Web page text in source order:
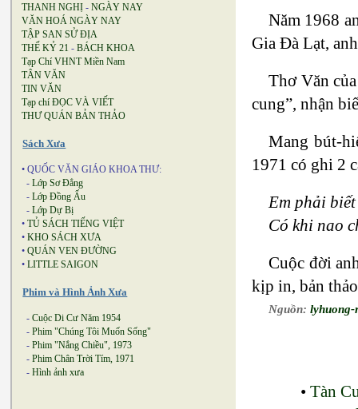
THANH NGHỊ - NGÀY NAY
VĂN HOÁ NGÀY NAY
TẬP SAN SỬ ĐỊA
THẾ KỶ 21 - BÁCH KHOA
Tạp Chí VHNT Miền Nam
TÂN VĂN
TIN VĂN
Tạp chí ĐỌC VÀ VIẾT
THƯ QUÁN BẢN THẢO
Sách Xưa
• QUỐC VĂN GIÁO KHOA THƯ:
- Lớp Sơ Đẳng
- Lớp Đồng Ấu
- Lớp Dự Bị
• TỦ SÁCH TIẾNG VIỆT
• KHO SÁCH XƯA
• QUÁN VEN ĐƯỜNG
• LITTLE SAIGON
Phim và Hình Ảnh Xưa
- Cuộc Di Cư Năm 1954
- Phim "Chúng Tôi Muốn Sống"
- Phim "Nắng Chiều", 1973
- Phim Chân Trời Tím, 1971
- Hình ảnh xưa
Năm 1968
Gia Đà Lạt,
Thơ Văn
cung”, nhận
Mang bút-
1971 có ghi 2
Em phải
Có khi nao
Cuộc đời
kịp in, bản
Nguồn:lyhuong-
•Tàn